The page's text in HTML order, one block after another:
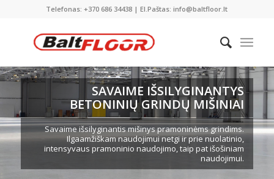
Telefonas: +370 686 34438 | El.Paštas: info@baltfloor.lt
SAVAIME IŠSILYGINANTYS
BETONINIŲ GRINDŲ MIŠINIAI
Savaime išsilyginantis mišinys pramoninėms grindims.
Ilgaamžiškam naudojimui netgi ir prie nuolatinio,
intensyvaus pramoninio naudojimo, taip pat išošiniam
naudojimui.